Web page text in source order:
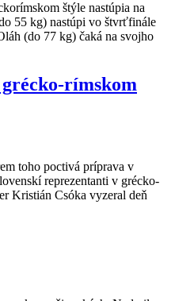
štýle nastúpia na
55 kg) nastúpi vo štvrťfinále
(do 77 kg) čaká na svojho
rímskom
toho poctivá príprava v
reprezentanti v grécko-
Kristián Csóka vyzeral deň